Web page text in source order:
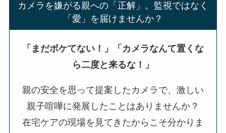
カメラを嫌がる親への「正解」。監視ではなく
「愛」を届けませんか？
「まだボケてない！」「カメラなんて置くな
ら二度と来るな！」
親の安全を思って提案したカメラで、激しい
親子喧嘩に発展したことはありませんか？
在宅ケアの現場を見てきたからこそ分かりま